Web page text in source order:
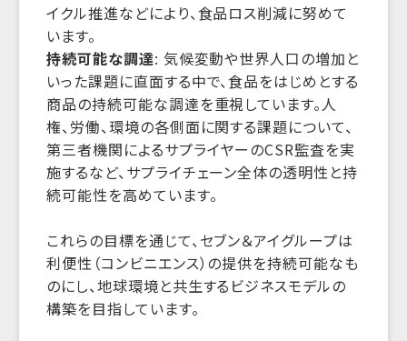
イクル推進などにより、食品ロス削減に努めて
います。
持続可能な調達: 気候変動や世界人口の増加と
いった課題に直面する中で、食品をはじめとする
商品の持続可能な調達を重視しています。人
権、労働、環境の各側面に関する課題について、
第三者機関によるサプライヤーのCSR監査を実
施するなど、サプライチェーン全体の透明性と持
続可能性を高めています。
これらの目標を通じて、セブン＆アイグループは
利便性（コンビニエンス）の提供を持続可能なも
のにし、地球環境と共生するビジネスモデルの
構築を目指しています。